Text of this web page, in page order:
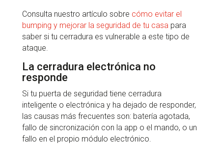
Consulta nuestro artículo sobre cómo evitar el
bumping y mejorar la seguridad de tu casapara
saber si tu cerradura es vulnerable a este tipo de
ataque.
La cerradura electrónica no
responde
Si tu puerta de seguridad tiene cerradura
inteligente o electrónica y ha dejado de responder,
las causas más frecuentes son: batería agotada,
fallo de sincronización con la app o el mando, o un
fallo en el propio módulo electrónico.